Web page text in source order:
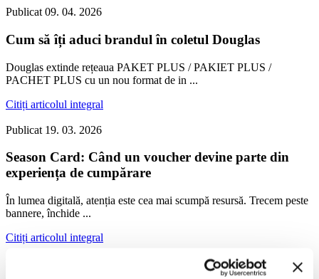
Publicat 09. 04. 2026
Cum să îți aduci brandul în coletul Douglas
Douglas extinde rețeaua PAKET PLUS / PAKIET PLUS /
PACHET PLUS cu un nou format de in ...
Citiți articolul integral
Publicat 19. 03. 2026
Season Card: Când un voucher devine parte din
experiența de cumpărare
În lumea digitală, atenția este cea mai scumpă resursă. Trecem peste
bannere, închide ...
Citiți articolul integral